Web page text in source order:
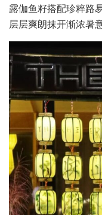
露伽鱼籽搭配珍粹路
层层爽朗抹开渐浓暑意